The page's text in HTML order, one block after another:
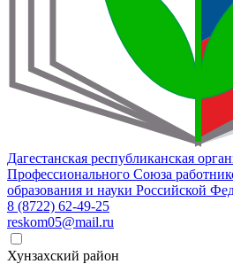
Дагестанская республиканская
Профессионального Союза
образования и науки Российской
8 (8722) 62-49-25
reskom05@mail.ru
Хунзахский район